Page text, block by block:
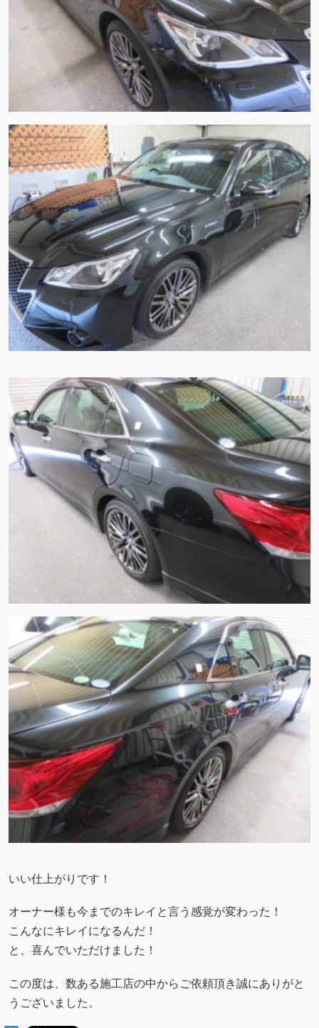
いい仕上がりです！
オーナー様も今までのキレイと言う感覚が変わった！
こんなにキレイになるんだ！
と、喜んでいただけました！
この度は、数ある施工店の中からご依頼頂き誠にありがと
うございました。